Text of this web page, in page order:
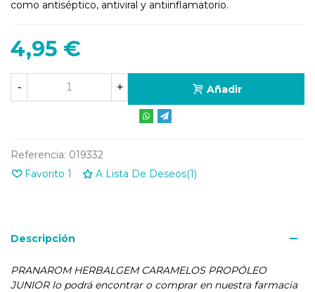
como antiséptico, antiviral y antiinflamatorio.
4,95 €
- + Añadir
Referencia: 019332
Favorito 1 A Lista De Deseos(1)
Descripción
PRANAROM HERBALGEM CARAMELOS PROPÓLEO
JUNIOR lo podrá encontrar o comprar en nuestra farmacia